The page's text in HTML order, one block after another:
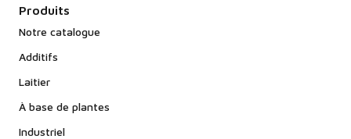
Produits
Notre catalogue
Additifs
Laitier
À base de plantes
Industriel